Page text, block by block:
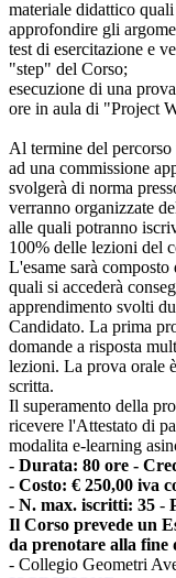
materiale didattico
approfondire gli
test di esercitazione e
"step" del Corso;
esecuzione di una
ore in aula di "Project
Al termine del
ad una commissione
svolgerà di norma
verranno organizzate
alle quali potranno
100% delle lezioni del
L'esame sarà
quali si accederà
apprendimento svolti
Candidato. La prima
domande a risposta
lezioni. La prova orale
scritta.
Il superamento della
ricevere l'Attestato di
modalita e-learning
- Durata: 80 ore -
- Costo: € 250,00 iva
- N. max. iscritti: 35 -
Il Corso prevede un
da prenotare alla fine
- Collegio Geometri